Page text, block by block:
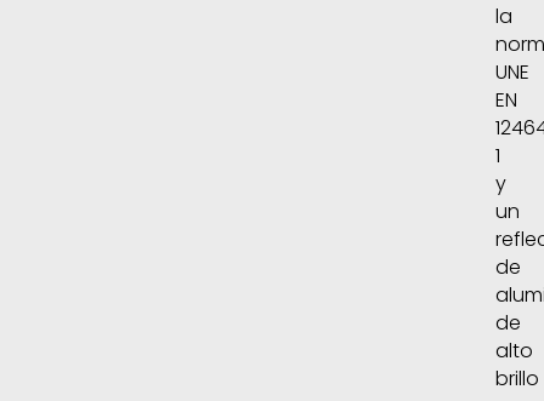
la
UNE
EN
1
y
un
de
de
alto
brillo